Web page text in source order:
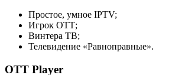
Простое, умное IPTV;
Игрок ОТТ;
Винтера ТВ;
Телевидение «Равноправные».
OTT Player